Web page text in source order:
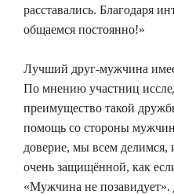
расставались. Благодаря
общаемся постоянно!»
Лучший друг-мужчина
По мнению участниц
преимущество такой
помощь со стороны
доверие, мы всем
очень защищённой, как
«Мужчина не